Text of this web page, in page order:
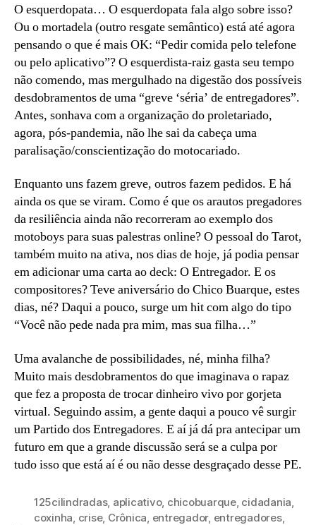
O esquerdopata… O esquerdopata fala algo sobre isso?
Ou o mortadela (outro resgate semântico) está até agora
pensando o que é mais OK: “Pedir comida pelo telefone
ou pelo aplicativo”? O esquerdista-raiz gasta seu tempo
não comendo, mas mergulhado na digestão dos possíveis
desdobramentos de uma “greve ‘séria’ de entregadores”.
Antes, sonhava com a organização do proletariado,
agora, pós-pandemia, não lhe sai da cabeça uma
paralisação/conscientização do motocariado.
Enquanto uns fazem greve, outros fazem pedidos. E há
ainda os que se viram. Como é que os arautos pregadores
da resiliência ainda não recorreram ao exemplo dos
motoboys para suas palestras online? O pessoal do Tarot,
também muito na ativa, nos dias de hoje, já podia pensar
em adicionar uma carta ao deck: O Entregador. E os
compositores? Teve aniversário do Chico Buarque, estes
dias, né? Daqui a pouco, surge um hit com algo do tipo
“Você não pede nada pra mim, mas sua filha…”
Uma avalanche de possibilidades, né, minha filha?
Muito mais desdobramentos do que imaginava o rapaz
que fez a proposta de trocar dinheiro vivo por gorjeta
virtual. Seguindo assim, a gente daqui a pouco vê surgir
um Partido dos Entregadores. E aí já dá pra antecipar um
futuro em que a grande discussão será se a culpa por
tudo isso que está aí é ou não desse desgraçado desse PE.
125cilindradas, aplicativo, chicobuarque, cidadania,
coxinha, crise, Crônica, entregador, entregadores,